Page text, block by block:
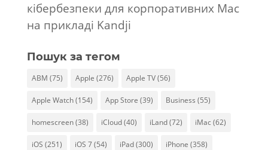
кібербезпеки для корпоративних Mac
на прикладі Kandji
Пошук за тегом
ABM (75) Apple (276) Apple TV(56)
Apple Watch(154) App Store (39) Business (55)
homescreen(38) iCloud(40) iLand(72) iMac (62)
iOS (251) iOS 7(54) iPad(300) iPhone (358)